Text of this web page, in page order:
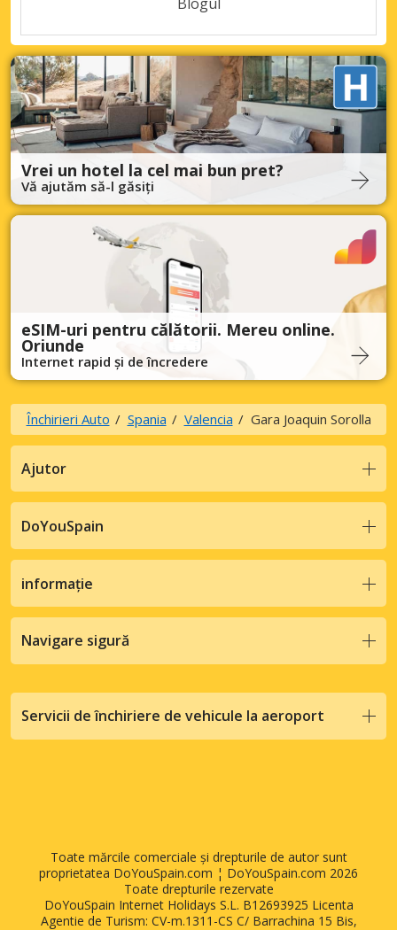
Vrei un hotel la cel mai bun pret?
Vă ajutăm să-l găsiți
eSIM-uri pentru călătorii. Mereu online.
Oriunde
Internet rapid și de încredere
Închirieri Auto Spania Valencia Gara Joaquin Sorolla
Ajutor
DoYouSpain
informație
Navigare sigură
Servicii de închiriere de vehicule la aeroport
Toate mărcile comerciale și drepturile de autor sunt
proprietatea DoYouSpain.com ¦ DoYouSpain.com 2026
Toate drepturile rezervate
DoYouSpain Internet Holidays S.L. B12693925 Licenta
Agentie de Turism: CV-m.1311-CS C/ Barrachina 15 Bis,